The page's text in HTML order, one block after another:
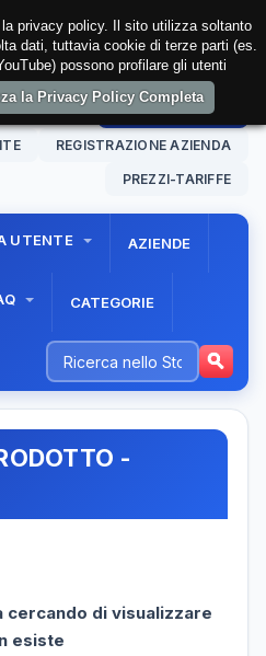
AREA RISERVATA
REGISTRAZIONE AZIENDA
PREZZI-TARIFFE
UTENTE AZIENDE
CATEGORIE
-
cercando di visualizzare
esiste
privacy policy. Il sito utilizza soltanto
dati, tuttavia cookie di terze parti (es.
possono profilare gli utenti
la Privacy Policy Completa